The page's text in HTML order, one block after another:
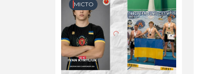
МІСТО